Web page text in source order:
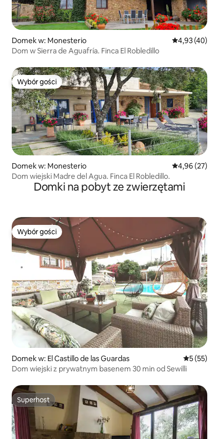
Domek w: Monesterio Średnia
4,93 (40)
Dom w Sierra de Aguafría. Finca El Robledillo
Wybór gości
Wybór gości
Domek w: Monesterio Średnia
4,96 (27)
Dom wiejski Madre del Agua. Finca El Robledillo.
Domki na pobyt ze zwierzętami
Wybór gości
Wybór gości
Domek w: El Castillo de las Guardas Średnia
5 (55)
Dom wiejski z prywatnym basenem 30 min od Sewilli
Superhost
Superhost